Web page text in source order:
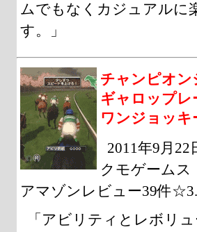
ムでもなくカジュアルに
す。」
チャンピオン
ギャロップ
ワンジョッキ
2011年9月
クモゲームス
アマゾンレビュー39件
「アビリティとレボリ